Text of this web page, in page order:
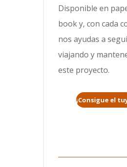
Disponible en
book y, con cada
nos ayudas a
viajando y
este proyecto.
¡Consigue el